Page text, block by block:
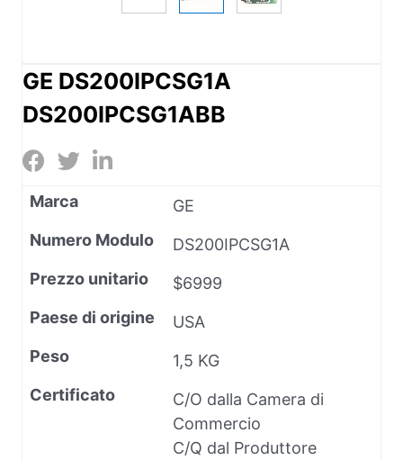
GE DS200IPCSG1A
DS200IPCSG1ABB
Marca
GE
Numero Modulo
DS200IPCSG1A
Prezzo unitario
$6999
Paese di origine
USA
Peso
1,5 KG
Certificato
C/O dalla Camera di
Commercio
C/Q dal Produttore